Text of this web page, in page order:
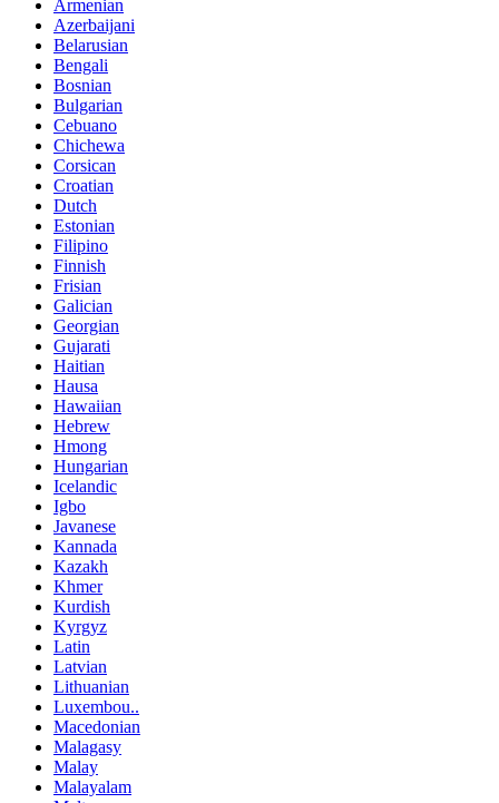
Armenian
Azerbaijani
Belarusian
Bengali
Bosnian
Bulgarian
Cebuano
Chichewa
Corsican
Croatian
Dutch
Estonian
Filipino
Finnish
Frisian
Galician
Georgian
Gujarati
Haitian
Hausa
Hawaiian
Hebrew
Hmong
Hungarian
Icelandic
Igbo
Javanese
Kannada
Kazakh
Khmer
Kurdish
Kyrgyz
Latin
Latvian
Lithuanian
Luxembou..
Macedonian
Malagasy
Malay
Malayalam